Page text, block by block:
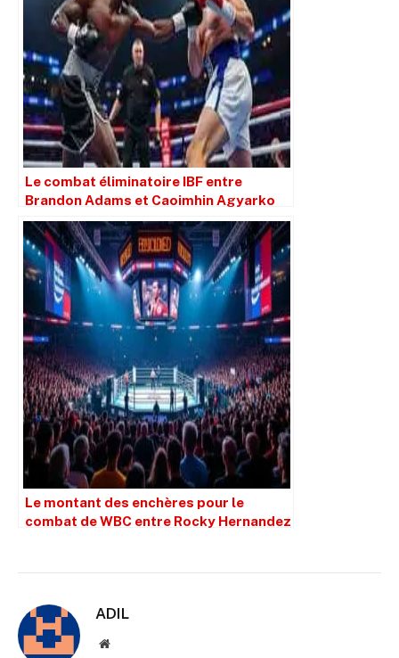
Le combat éliminatoire IBF entre
Brandon Adams et Caoimhin Agyarko
programmé pour la mise aux enchères
du 6 janvier
Le montant des enchères pour le
combat de WBC entre Rocky Hernandez
ADIL
Site